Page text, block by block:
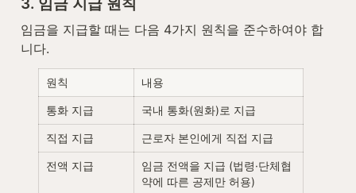
임금을 지급할 때는 다음 4가지 원칙을 준수하여야 합
니다.
원칙 내용
통화 지급 국내 통화(원화)로 지급
직접 지급 근로자 본인에게 직접 지급
전액 지급
임금 전액을 지급 (법령·단체협
약에 따른 공제만 허용)